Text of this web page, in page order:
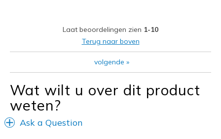
Feels true to width
Sizing
Feels true to size
Shoes are for Wearing
Laat beoordelingen zien 1-10
Terug naar boven
volgende »
Wat wilt u over dit product
weten?
Ask a Question